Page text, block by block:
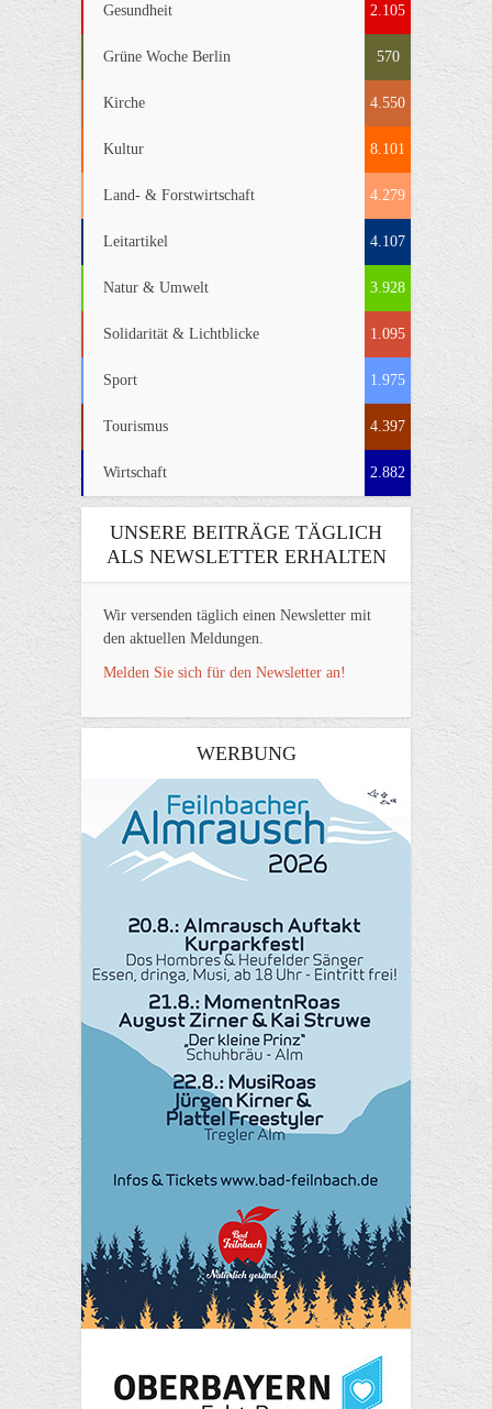
Gesundheit 2.105
Grüne Woche Berlin 570
Kirche 4.550
Kultur 8.101
Land- & Forstwirtschaft 4.279
Leitartikel 4.107
Natur & Umwelt 3.928
Solidarität & Lichtblicke 1.095
Sport 1.975
Tourismus 4.397
Wirtschaft 2.882
UNSERE BEITRÄGE TÄGLICH
ALS NEWSLETTER ERHALTEN
Wir versenden täglich einen Newsletter mit
den aktuellen Meldungen.
Melden Sie sich für den Newsletter an!
WERBUNG